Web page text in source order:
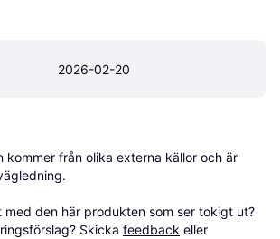
2026-02-20
kommer från olika externa källor och är
med den här produkten som ser tokigt ut?
Skicka feedback eller